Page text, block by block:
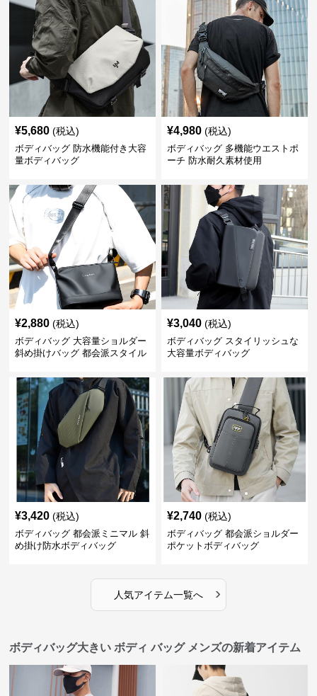
¥5,680 (税込)
ボディバッグ 防水機能付き大容
量ボディバッグ
¥4,980 (税込)
ボディバッグ 多機能ウエストポ
ーチ 防水耐久素材使用
¥2,880 (税込)
ボディバッグ 大容量ショルダー
斜め掛けバッグ 都会派スタイル
¥3,040 (税込)
ボディバッグ スタイリッシュな
大容量ボディバッグ
¥3,420 (税込)
ボディバッグ 都会派ミニマル 斜
め掛け防水ボディバッグ
¥2,740 (税込)
ボディバッグ 都会派ショルダー
ポケットボディバッグ
人気アイテム一覧へ ›
ボディバッグ大きい ボディ バッグ メンズの新着アイテム